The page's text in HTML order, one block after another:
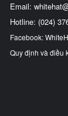
Email:
Hotline: (024)
Facebook:
Quy định và điều